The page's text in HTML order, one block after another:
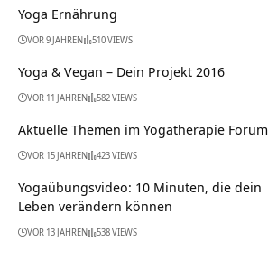
Yoga Ernährung
VOR 9 JAHREN 510 VIEWS
Yoga & Vegan – Dein Projekt 2016
VOR 11 JAHREN 582 VIEWS
Aktuelle Themen im Yogatherapie Forum
VOR 15 JAHREN 423 VIEWS
Yogaübungsvideo: 10 Minuten, die dein
Leben verändern können
VOR 13 JAHREN 538 VIEWS